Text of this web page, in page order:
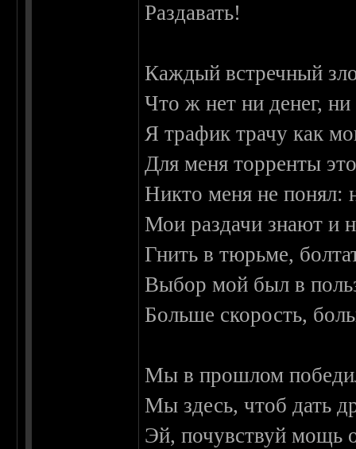
Раздавать!
Каждый встречный
Что ж нет ни денег,
Я трафик трачу как
Для меня торренты
Никто меня не понял:
Мои раздачи знают и
Гнить в тюрьме,
Выбор мой был в
Больше скорость,
Мы в прошлом
Мы здесь, чтоб дать
Эй, почувствуй мощь